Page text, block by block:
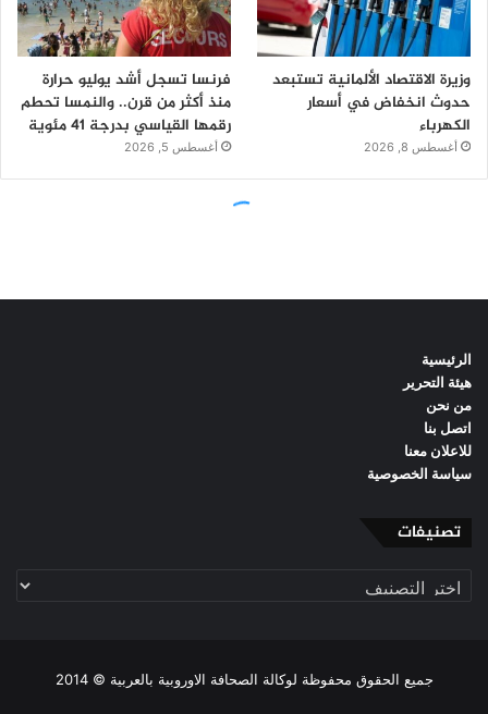
الرئيسية
هيئة التحرير
من نحن
اتصل بنا
للاعلان معنا
سياسة الخصوصية
تصنيفات
تصنيفات
جميع الحقوق محفوظة لوكالة الصحافة الاوروبية بالعربية © 2014